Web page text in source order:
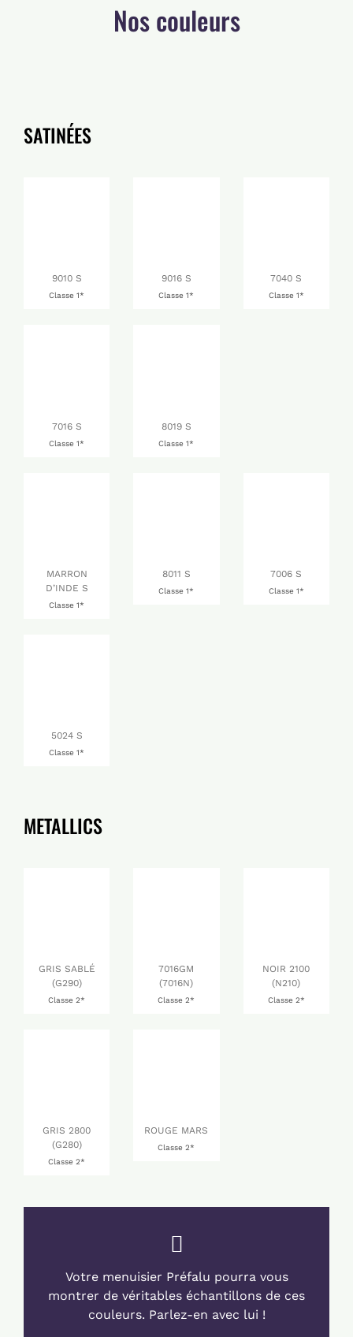
Nos couleurs
SATINÉES
9010 S
Classe 1*
9016 S
Classe 1*
7040 S
Classe 1*
7016 S
Classe 1*
8019 S
Classe 1*
MARRON
D’INDE S
Classe 1*
8011 S
Classe 1*
7006 S
Classe 1*
5024 S
Classe 1*
METALLICS
GRIS SABLÉ
(G290)
Classe 2*
7016GM
(7016N)
Classe 2*
NOIR 2100
(N210)
Classe 2*
GRIS 2800
(G280)
Classe 2*
ROUGE MARS
Classe 2*
Votre menuisier Préfalu pourra vous
montrer de véritables échantillons de ces
couleurs. Parlez-en avec lui !